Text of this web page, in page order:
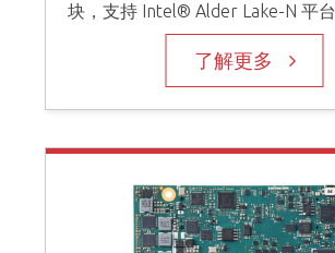
块，支持 Intel® Alder Lake-N 平台
了解更多